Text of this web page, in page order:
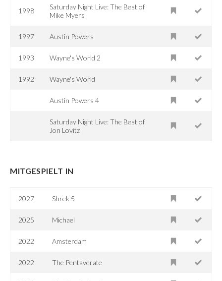
1998
Saturday Night Live: The Best of
Mike Myers
1997 Austin Powers
1993 Wayne's World 2
1992 Wayne's World
Austin Powers 4
Saturday Night Live: The Best of
Jon Lovitz
MITGESPIELT IN
2027 Shrek 5
2025 Michael
2022 Amsterdam
2022 The Pentaverate